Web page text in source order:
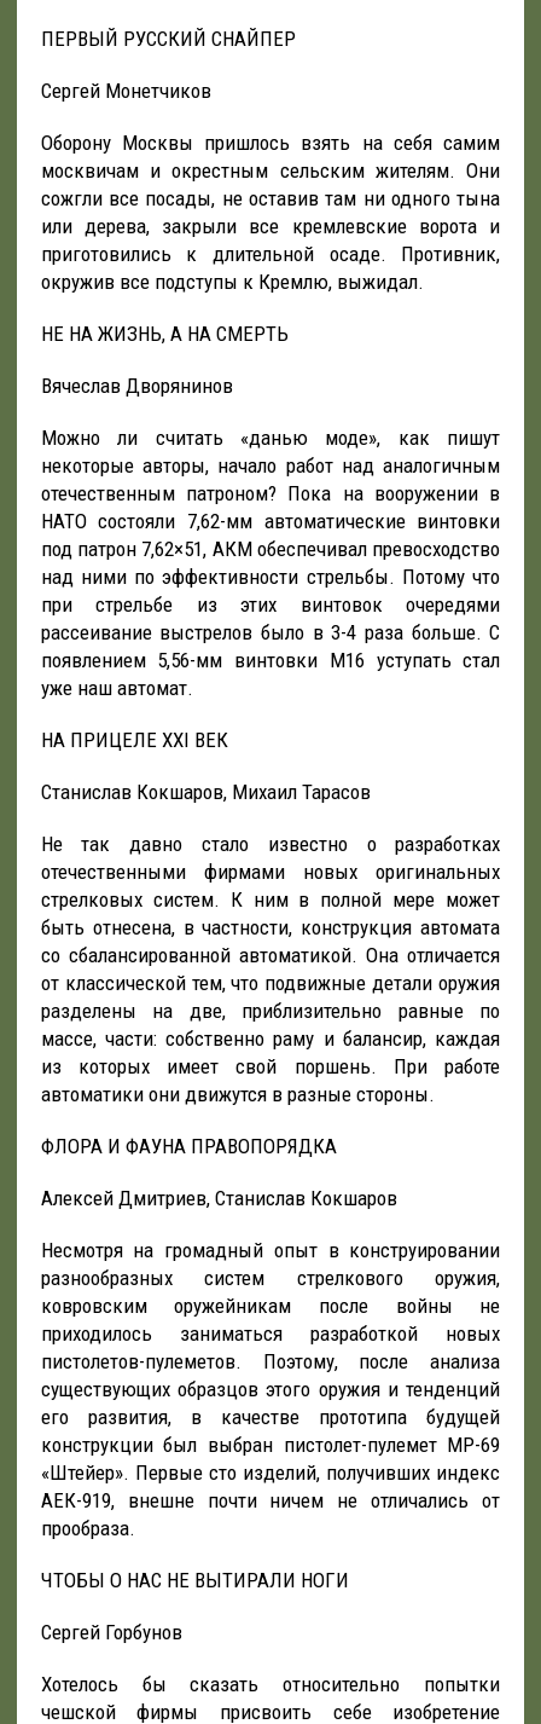
ПЕРВЫЙ РУССКИЙ СНАЙПЕР
Сергей Монетчиков
Оборону Москвы пришлось взять на себя самим
москвичам и окрестным сельским жителям. Они
сожгли все посады, не оставив там ни одного тына
или дерева, закрыли все кремлевские ворота и
приготовились к длительной осаде. Противник,
окружив все подступы к Кремлю, выжидал.
НЕ НА ЖИЗНЬ, А НА СМЕРТЬ
Вячеслав Дворянинов
Можно ли считать «данью моде», как пишут
некоторые авторы, начало работ над аналогичным
отечественным патроном? Пока на вооружении в
НАТО состояли 7,62-мм автоматические винтовки
под патрон 7,62×51, АКМ обеспечивал превосходство
над ними по эффективности стрельбы. Потому что
при стрельбе из этих винтовок очередями
рассеивание выстрелов было в 3-4 раза больше. С
появлением 5,56-мм винтовки М16 уступать стал
уже наш автомат.
НА ПРИЦЕЛЕ XXI ВЕК
Станислав Кокшаров, Михаил Тарасов
Не так давно стало известно о разработках
отечественными фирмами новых оригинальных
стрелковых систем. К ним в полной мере может
быть отнесена, в частности, конструкция автомата
со сбалансированной автоматикой. Она отличается
от классической тем, что подвижные детали оружия
разделены на две, приблизи­тельно равные по
массе, части: собственно раму и балансир, каждая
из которых имеет свой поршень. При работе
автоматики они движутся в разные стороны.
ФЛОРА И ФАУНА ПРАВОПОРЯДКА
Алексей Дмитриев, Станислав Кокшаров
Несмотря на громадный опыт в конструировании
разнообразных систем стрелкового оружия,
ковровским оружейникам после войны не
приходилось заниматься разработкой новых
пистолетов-пулеметов. Поэтому, после анализа
существующих образцов этого оружия и тенденций
его развития, в качестве прототипа будущей
конструкции был выбран пистолет-пулемет МР-69
«Штейер». Первые сто изделий, получивших индекс
АЕК-919, внешне почти ничем не отличались от
прообраза.
ЧТОБЫ О НАС НЕ ВЫТИРАЛИ НОГИ
Сергей Горбунов
Хотелось бы сказать относительно попытки
чешской фирмы присвоить себе изобретение